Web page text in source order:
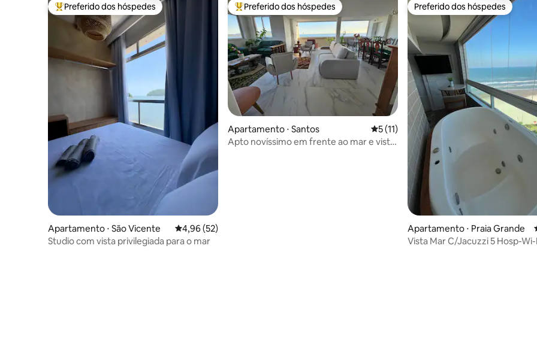
Entre os melhores preferidos dos hóspedes
Preferido dos hóspedes
Apartamento ⋅ São Vicente 4,96 de uma avaliação média de 5, 52 avaliações
4,96 (52)
Studio com vista privilegiada para o mar
Entre os melhores preferidos dos hóspedes
Preferido dos hóspedes
Apartamento ⋅ Santos 5 de uma avaliação média de 5, 11
5 (11)
Apto novíssimo em frente ao mar e vista
Preferido dos hóspedes
Preferido dos hóspedes
Apartamento ⋅ Praia Grande
Vista Mar C/Jacuzzi 5 Hosp-Wi-